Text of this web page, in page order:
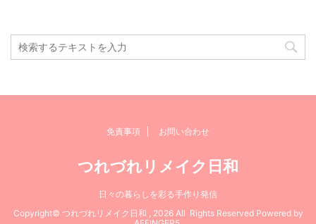
免責事項 お問い合わせ
つれづれリメイク日和
日々の暮らしを彩る手作り発信
Copyright© つれづれリメイク日和 , 2026 All Rights Reserved Powered by